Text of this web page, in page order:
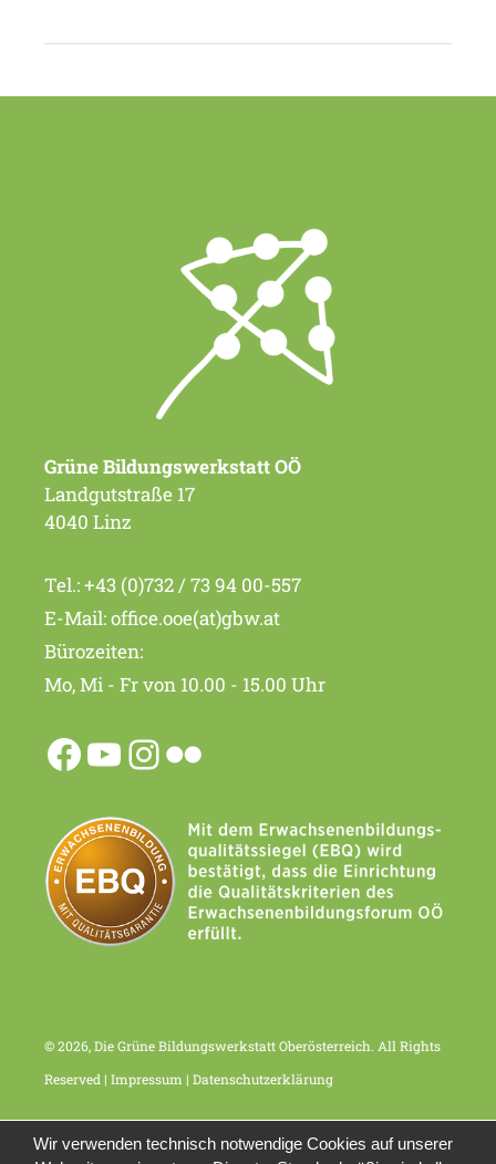
Grüne Bildungswerkstatt OÖ
Landgutstraße 17
4040 Linz
Tel.:+43 (0)732 / 73 94 00-557
E-Mail:office.ooe(at)gbw.at
Bürozeiten:
Mo, Mi - Fr von 10.00 - 15.00 Uhr
© 2026, Die Grüne Bildungswerkstatt Oberösterreich. All Rights
Reserved |Impressum |Datenschutzerklärung
Wir verwenden technisch notwendige Cookies auf unserer